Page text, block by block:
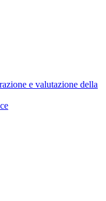
e valutazione della